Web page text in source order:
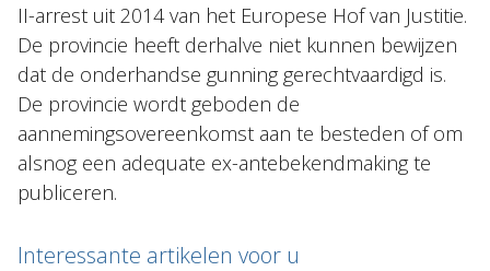
II-arrest uit 2014 van het Europese Hof van Justitie.
De provincie heeft derhalve niet kunnen bewijzen
dat de onderhandse gunning gerechtvaardigd is.
De provincie wordt geboden de
aannemingsovereenkomst aan te besteden of om
alsnog een adequate ex-antebekendmaking te
publiceren.
Interessante artikelen voor u